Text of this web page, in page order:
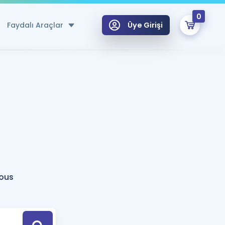
Faydalı Araçlar
Hesaplama Aracı
için Öneriler
Tek Takvimde
Üye Girişi
0
Hoca ile seni sınava hazırlayacak onlarca eğitim seni bekliyor!